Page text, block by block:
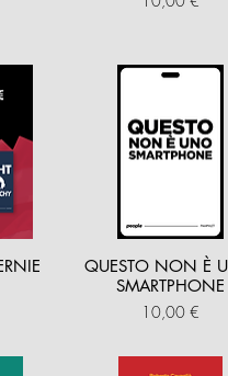
QUESTO NON È
SMARTPHONE
Prezzo
10,00 €